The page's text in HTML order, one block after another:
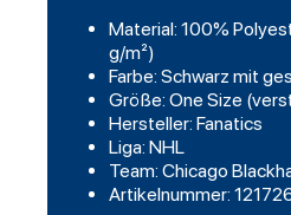
Material: 100%
g/m²)
Farbe: Schwarz mit
Größe: One Size
Hersteller: Fanatics
Liga: NHL
Team: Chicago
Artikelnummer: